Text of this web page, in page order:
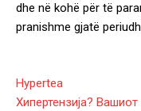
dhe në kohë për të
pranishme gjatë
Hypertea
Хипертензија?